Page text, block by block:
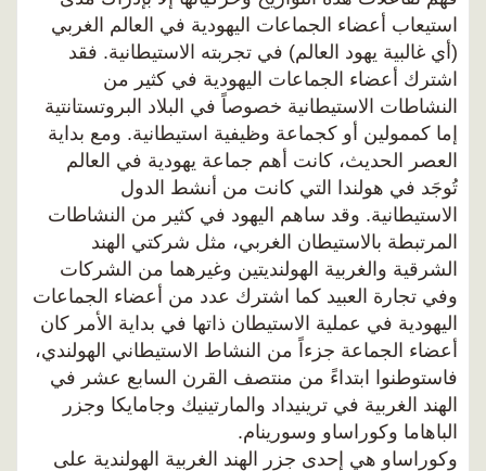
استيعاب أعضاء الجماعات اليهودية في العالم الغربي
(أي غالبية يهود العالم) في تجربته الاستيطانية. فقد
اشترك أعضاء الجماعات اليهودية في كثير من
النشاطات الاستيطانية خصوصاً في البلاد البروتستانتية
إما كممولين أو كجماعة وظيفية استيطانية. ومع بداية
العصر الحديث، كانت أهم جماعة يهودية في العالم
تُوجَد في هولندا التي كانت من أنشط الدول
الاستيطانية. وقد ساهم اليهود في كثير من النشاطات
المرتبطة بالاستيطان الغربي، مثل شركتي الهند
الشرقية والغربية الهولنديتين وغيرهما من الشركات
وفي تجارة العبيد كما اشترك عدد من أعضاء الجماعات
اليهودية في عملية الاستيطان ذاتها في بداية الأمر كان
أعضاء الجماعة جزءاً من النشاط الاستيطاني الهولندي،
فاستوطنوا ابتداءً من منتصف القرن السابع عشر في
الهند الغربية في ترينيداد والمارتينيك وجامايكا وجزر
الباهاما وكوراساو وسورينام.
وكوراساو هي إحدى جزر الهند الغربية الهولندية على